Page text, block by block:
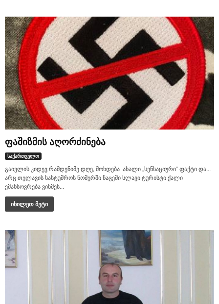
ფაშიზმის აღორძინება
საქართველო
გაივლის კიდევ რამდენიმე დღე, მოხდება ახალი „სენსაციური” ფაქტი და...
არც თელავის სასტუმროს ნომერში ნაცემი სლავი ტურისტი ქალი
ემახსოვრება ვინმეს...
იხილეთ მეტი